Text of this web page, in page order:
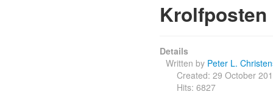
Krolfposten
Details
Written by Peter L.
Created: 29 October
Hits: 6827